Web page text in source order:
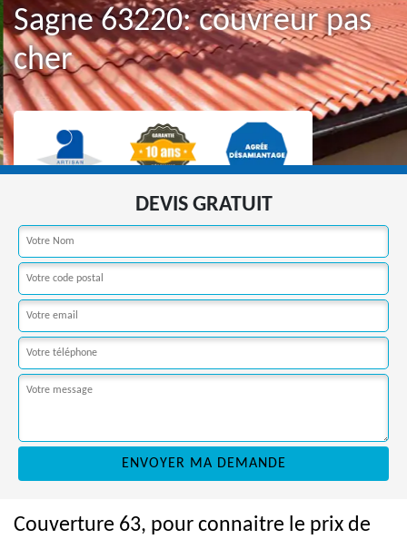
Sagne 63220: couvreur pas
cher
DEVIS GRATUIT
Couverture 63, pour connaitre le prix de